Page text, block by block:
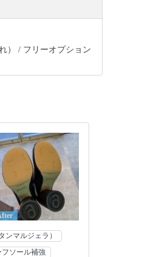
） / フリーオプション
ンマルジェラ）
フソール補強